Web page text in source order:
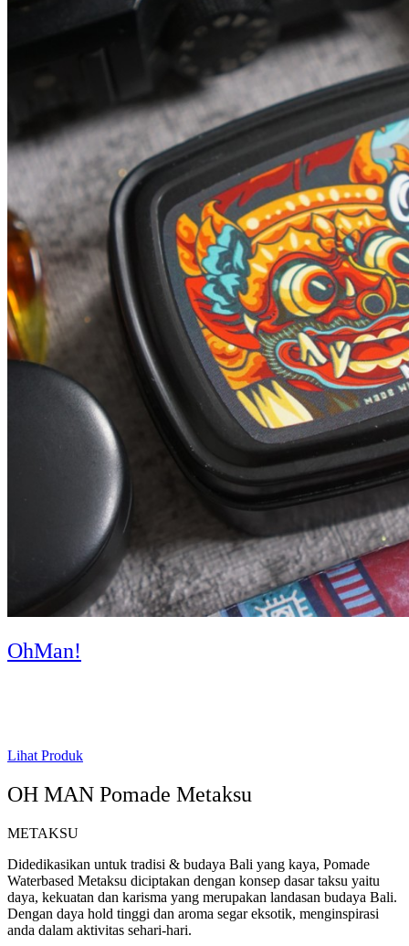
OhMan!
Lihat Produk
OH MAN Pomade Metaksu
METAKSU
Didedikasikan untuk tradisi & budaya Bali yang kaya, Pomade
Waterbased Metaksu diciptakan dengan konsep dasar taksu yaitu
daya, kekuatan dan karisma yang merupakan landasan budaya Bali.
Dengan daya hold tinggi dan aroma segar eksotik, menginspirasi
anda dalam aktivitas sehari-hari.